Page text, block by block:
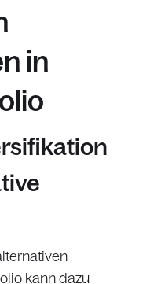
in
kann dazu